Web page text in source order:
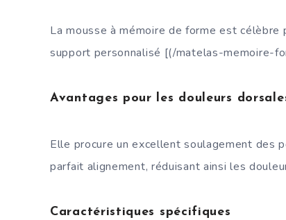
La mousse à mémoire de forme est célèbre
support personnalisé [(/matelas-memoire-
Avantages pour les douleurs
Elle procure un excellent soulagement des
parfait alignement, réduisant ainsi les
Caractéristiques spécifiques